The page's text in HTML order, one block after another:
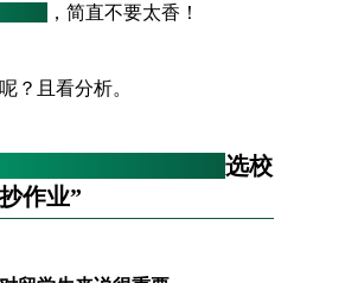
，简直不要太香！
？且看分析。
选校
作业”